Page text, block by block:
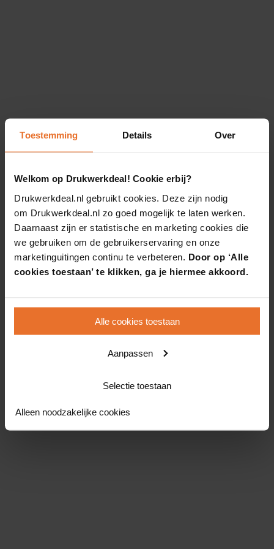
Toestemming Details Over
Welkom op Drukwerkdeal! Cookie erbij?
Drukwerkdeal.nl gebruikt cookies. Deze zijn nodig
om Drukwerkdeal.nl zo goed mogelijk te laten werken.
Daarnaast zijn er statistische en marketing cookies die
we gebruiken om de gebruikerservaring en onze
marketinguitingen continu te verbeteren. Door op ‘Alle
cookies toestaan’ te klikken, ga je hiermee akkoord.
Alle cookies toestaan
Aanpassen
Selectie toestaan
Alleen noodzakelijke cookies